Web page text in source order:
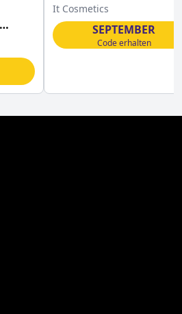
It Cosmetics
SEPTEMBER
Code erhalten